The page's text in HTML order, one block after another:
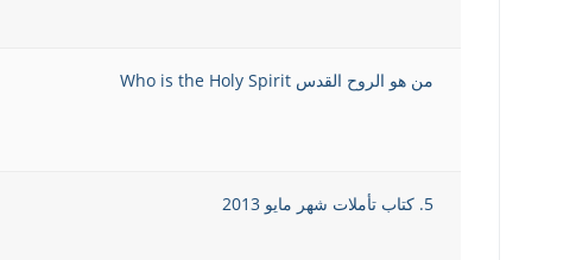
من هو الروح القدس Who is the Holy Spirit
5. كتاب تأملات شهر مايو 2013